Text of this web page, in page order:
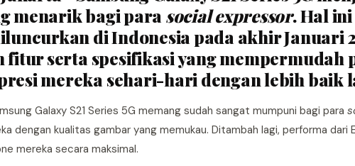
menarik bagi para social expressor. Hal
di Indonesia pada akhir Januari
fitur serta spesifikasi yang mempermudah
mereka sehari-hari dengan lebih baik
Galaxy S21 Series 5G memang sudah sangat mumpuni bagi para
dengan kualitas gambar yang memukau. Ditambah lagi, performa dari
mereka secara maksimal.